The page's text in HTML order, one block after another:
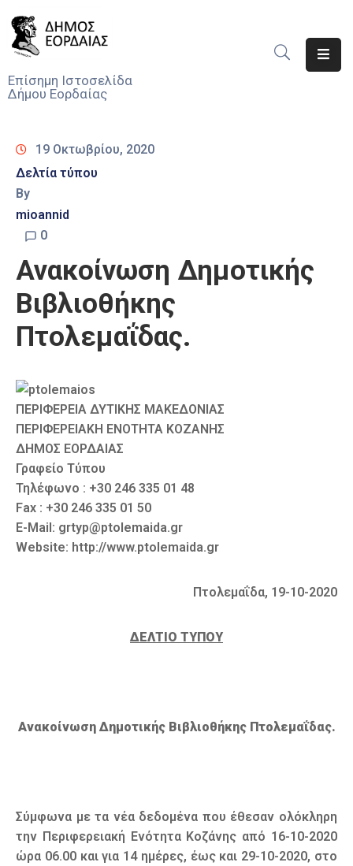
Επίσημη Ιστοσελίδα
Δήμου Εορδαίας
Νέα
Υπηρεσίες
Του
Δήμου
Προσκλήσεις
Αποφάσεις
Τηλέφωνα
19 Οκτωβρίου, 2020
Δελτία τύπου
By
mioannid
0
Ανακοίνωση Δημοτικής
Βιβλιοθήκης
Πτολεμαΐδας.
ΠΕΡΙΦΕΡΕΙΑ ΔΥΤΙΚΗΣ ΜΑΚΕΔΟΝΙΑΣ
ΠΕΡΙΦΕΡΕΙΑΚΗ ΕΝΟΤΗΤΑ ΚΟΖΑΝΗΣ
ΔΗΜΟΣ ΕΟΡΔΑΙΑΣ
Γραφείο Τύπου
Τηλέφωνο : +30 246 335 01 48
Fax : +30 246 335 01 50
E-Mail: grtyp@ptolemaida.gr
Website: http://www.ptolemaida.gr
Πτολεμαΐδα, 19-10-2020
ΔΕΛΤΙΟ ΤΥΠΟΥ
Ανακοίνωση Δημοτικής Βιβλιοθήκης Πτολεμαΐδας.
Σύμφωνα με τα νέα δεδομένα που έθεσαν ολόκληρη
την Περιφερειακή Ενότητα Κοζάνης από 16-10-2020
ώρα 06.00 και για 14 ημέρες, έως και 29-10-2020, στο